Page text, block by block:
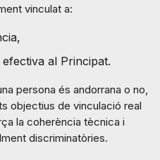
vinculat a:
al Principat.
persona és andorrana o no,
objectius de vinculació real
la coherència tècnica i
discriminatòries.